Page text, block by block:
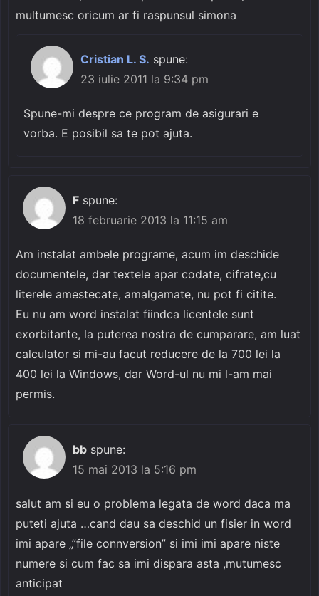
multumesc oricum ar fi raspunsul simona
Cristian L. S. spune:
23 iulie 2011 la 9:34 pm
Spune-mi despre ce program de asigurari e
vorba. E posibil sa te pot ajuta.
F spune:
18 februarie 2013 la 11:15 am
Am instalat ambele programe, acum im deschide
documentele, dar textele apar codate, cifrate,cu
literele amestecate, amalgamate, nu pot fi citite.
Eu nu am word instalat fiindca licentele sunt
exorbitante, la puterea nostra de cumparare, am luat
calculator si mi-au facut reducere de la 700 lei la
400 lei la Windows, dar Word-ul nu mi l-am mai
permis.
bb spune:
15 mai 2013 la 5:16 pm
salut am si eu o problema legata de word daca ma
puteti ajuta …cand dau sa deschid un fisier in word
imi apare „”file connversion” si imi imi apare niste
numere si cum fac sa imi dispara asta ,mutumesc
anticipat